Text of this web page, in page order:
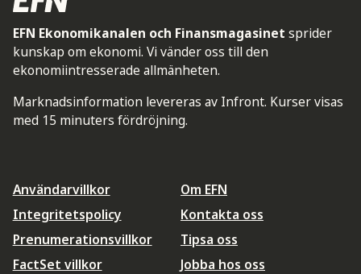
EFN Ekonomikanalen och Finansmagasinet sprider
kunskap om ekonomi. Vi vänder oss till den
ekonomiintresserade allmänheten.
Marknadsinformation levereras av Infront. Kurser visas
med 15 minuters fördröjning.
Användarvillkor
Integritetspolicy
Prenumerationsvillkor
FactSet villkor
Om EFN
Kontakta oss
Tipsa oss
Jobba hos oss